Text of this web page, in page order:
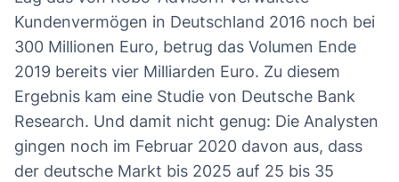
Kundenvermögen in Deutschland 2016 noch bei
300 Millionen Euro, betrug das Volumen Ende
2019 bereits vier Milliarden Euro. Zu diesem
Ergebnis kam eine Studie von Deutsche Bank
Research. Und damit nicht genug: Die Analysten
gingen noch im Februar 2020 davon aus, dass
der deutsche Markt bis 2025 auf 25 bis 35